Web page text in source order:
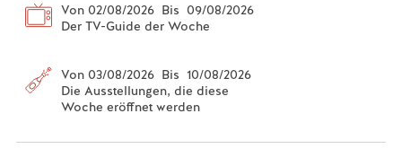
Von 02/08/2026 Bis 09/08/2026
Der TV-Guide der Woche
Von 03/08/2026 Bis 10/08/2026
Die Ausstellungen, die diese
Woche eröffnet werden